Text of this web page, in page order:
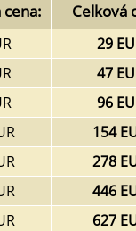
cena: Celková
29
47
96
154
278
446
627